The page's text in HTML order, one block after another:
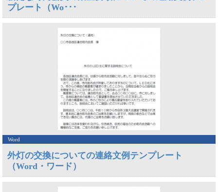
プレート（Wo･･･
Word
外灯の交換についての連絡文例テンプレート
（Word・ワード）